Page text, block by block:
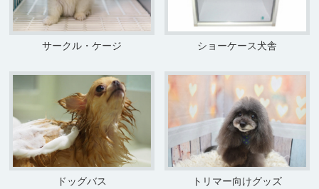
サークル・ケージ ショーケース犬舎
ドッグバス トリマー向けグッズ